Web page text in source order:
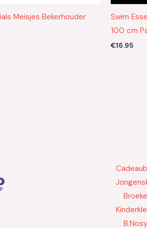
Meisjes Bekerhouder
Swim
100 cm
€16.95
B.Nosy